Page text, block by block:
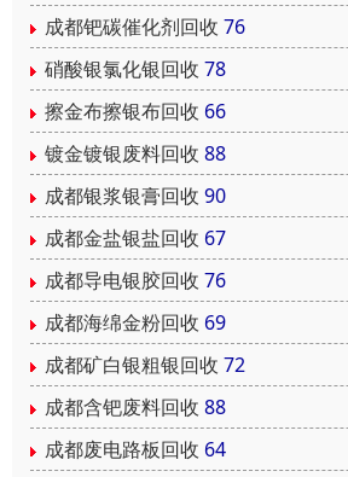
成都钯碳催化剂回收 76
硝酸银氯化银回收 78
擦金布擦银布回收 66
镀金镀银废料回收 88
成都银浆银膏回收 90
成都金盐银盐回收 67
成都导电银胶回收 76
成都海绵金粉回收 69
成都矿白银粗银回收 72
成都含钯废料回收 88
成都废电路板回收 64